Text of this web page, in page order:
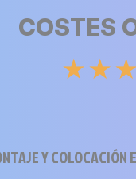
COSTES
★★★
Y COLOCACIÓN